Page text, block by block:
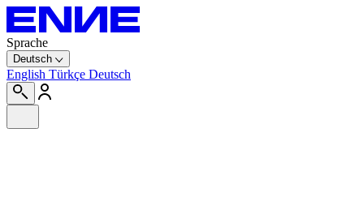
Sprache
Deutsch
English Türkçe Deutsch